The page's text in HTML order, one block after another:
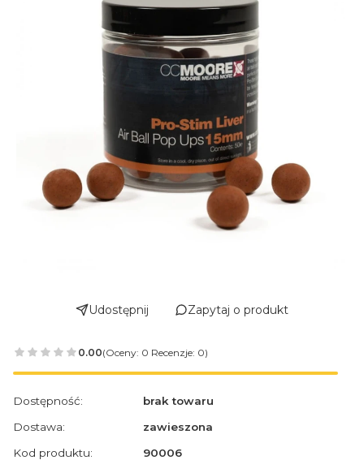
Udostępnij Zapytaj o produkt
0.00(Oceny: 0 Recenzje: 0)
Dostępność:
brak towaru
Dostawa:
zawieszona
Kod produktu:
90006